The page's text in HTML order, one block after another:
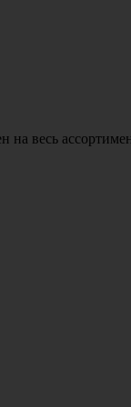
весь